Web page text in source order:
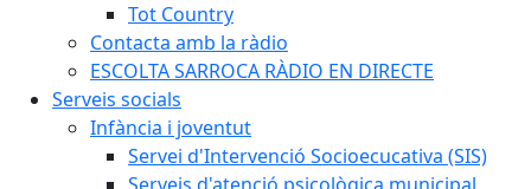
Tot Country
Contacta amb la ràdio
ESCOLTA SARROCA RÀDIO EN DIRECTE
Serveis socials
Infància i joventut
Servei d'Intervenció Socioecucativa (SIS)